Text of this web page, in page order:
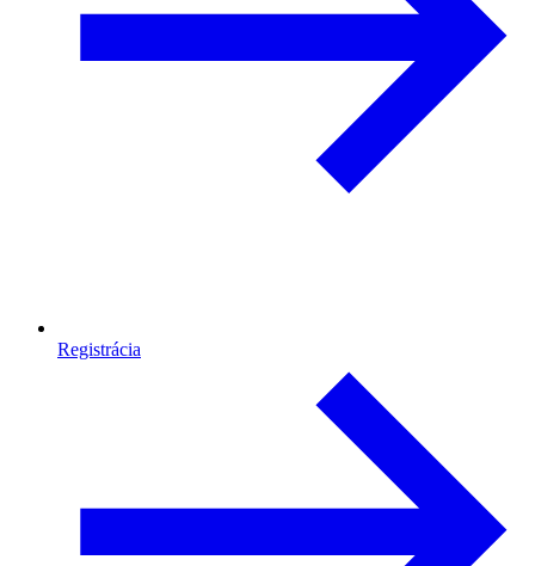
Registrácia